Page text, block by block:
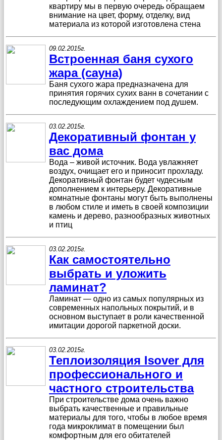
квартиру мы в первую очередь обращаем
внимание на цвет, форму, отделку, вид
материала из которой изготовлена стена
09.02.2015г.
Встроенная баня сухого
жара (сауна)
Баня сухого жара предназначена для
принятия горячих сухих ванн в сочетании с
последующим охлаждением под душем.
03.02.2015г.
Декоративный фонтан у
вас дома
Вода – живой источник. Вода увлажняет
воздух, очищает его и приносит прохладу.
Декоративный фонтан будет чудесным
дополнением к интерьеру. Декоративные
комнатные фонтаны могут быть выполнены
в любом стиле и иметь в своей композиции
камень и дерево, разнообразных животных
и птиц
03.02.2015г.
Как самостоятельно
выбрать и уложить
ламинат?
Ламинат — одно из самых популярных из
современных напольных покрытий, и в
основном выступает в роли качественной
имитации дорогой паркетной доски.
03.02.2015г.
Теплоизоляция Isover для
профессионального и
частного строительства
При строительстве дома очень важно
выбрать качественные и правильные
материалы для того, чтобы в любое время
года микроклимат в помещении был
комфортным для его обитателей